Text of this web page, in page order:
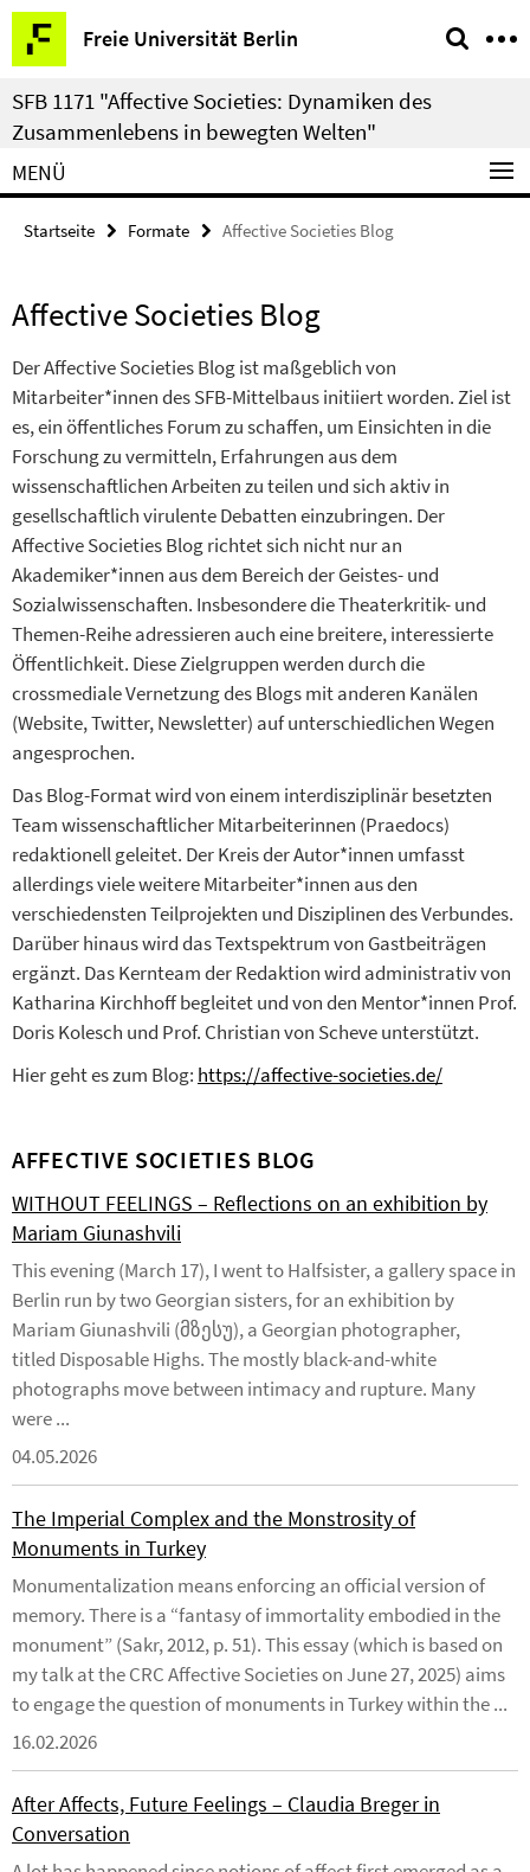
Springe
direkt
zu
Inhalt
Freie Universität Berlin
Service-
Navigation
SFB 1171 "Affective Societies: Dynamiken des
Zusammenlebens in bewegten Welten"
MENÜ
Startseite Formate Affective Societies Blog
Affective Societies Blog
Der Affective Societies Blog ist maßgeblich von
Mitarbeiter*innen des SFB-Mittelbaus initiiert worden. Ziel ist
es, ein öffentliches Forum zu schaffen, um Einsichten in die
Forschung zu vermitteln, Erfahrungen aus dem
wissenschaftlichen Arbeiten zu teilen und sich aktiv in
gesellschaftlich virulente Debatten einzubringen. Der
Affective Societies Blog richtet sich nicht nur an
Akademiker*innen aus dem Bereich der Geistes- und
Sozialwissenschaften. Insbesondere die Theaterkritik- und
Themen-Reihe adressieren auch eine breitere, interessierte
Öffentlichkeit. Diese Zielgruppen werden durch die
crossmediale Vernetzung des Blogs mit anderen Kanälen
(Website, Twitter, Newsletter) auf unterschiedlichen Wegen
angesprochen.
Das Blog-Format wird von einem interdisziplinär besetzten
Team wissenschaftlicher Mitarbeiterinnen (Praedocs)
redaktionell geleitet. Der Kreis der Autor*innen umfasst
allerdings viele weitere Mitarbeiter*innen aus den
verschiedensten Teilprojekten und Disziplinen des Verbundes.
Darüber hinaus wird das Textspektrum von Gastbeiträgen
ergänzt. Das Kernteam der Redaktion wird administrativ von
Katharina Kirchhoff begleitet und von den Mentor*innen Prof.
Doris Kolesch und Prof. Christian von Scheve unterstützt.
Hier geht es zum Blog: https://affective-societies.de/
AFFECTIVE SOCIETIES BLOG
WITHOUT FEELINGS – Reflections on an exhibition by
Mariam Giunashvili
This evening (March 17), I went to Halfsister, a gallery space in
Berlin run by two Georgian sisters, for an exhibition by
Mariam Giunashvili (მზესუ), a Georgian photographer,
titled Disposable Highs. The mostly black-and-white
photographs move between intimacy and rupture. Many
were ...
04.05.2026
The Imperial Complex and the Monstrosity of
Monuments in Turkey
Monumentalization means enforcing an official version of
memory. There is a “fantasy of immortality embodied in the
monument” (Sakr, 2012, p. 51). This essay (which is based on
my talk at the CRC Affective Societies on June 27, 2025) aims
to engage the question of monuments in Turkey within the ...
16.02.2026
After Affects, Future Feelings – Claudia Breger in
Conversation